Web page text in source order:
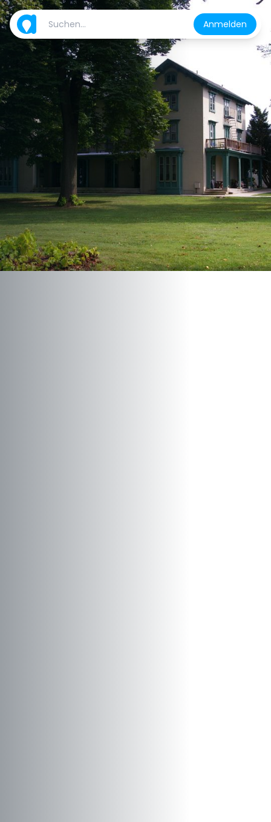
Anmelden